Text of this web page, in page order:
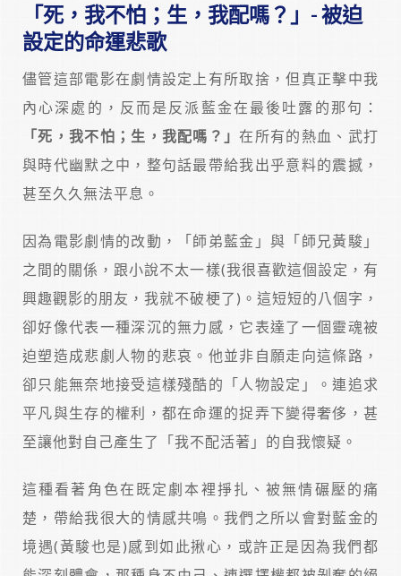
「死，我不怕；生，我配嗎？」- 被迫
設定的命運悲歌
儘管這部電影在劇情設定上有所取捨，但真正擊中我
內心深處的，反而是反派藍金在最後吐露的那句：
「死，我不怕；生，我配嗎？」在所有的熱血、武打
與時代幽默之中，整句話最帶給我出乎意料的震撼，
甚至久久無法平息。
因為電影劇情的改動，「師弟藍金」與「師兄黃駿」
之間的關係，跟小說不太一樣(我很喜歡這個設定，有
興趣觀影的朋友，我就不破梗了)。這短短的八個字，
卻好像代表一種深沉的無力感，它表達了一個靈魂被
迫塑造成悲劇人物的悲哀。他並非自願走向這條路，
卻只能無奈地接受這樣殘酷的「人物設定」。連追求
平凡與生存的權利，都在命運的捉弄下變得奢侈，甚
至讓他對自己產生了「我不配活著」的自我懷疑。
這種看著角色在既定劇本裡掙扎、被無情碾壓的痛
楚，帶給我很大的情感共鳴。我們之所以會對藍金的
境遇(黃駿也是)感到如此揪心，或許正是因為我們都